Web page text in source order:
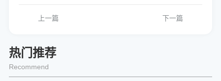
上一篇 下一篇
热门推荐
Recommend